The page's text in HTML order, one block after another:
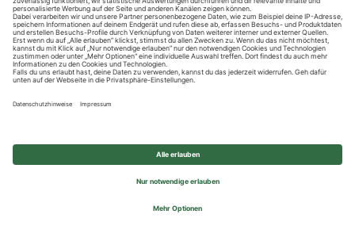
Impressum
Privatsphäre-Einstellungen
© 2026 REWE Group - All rights reserved